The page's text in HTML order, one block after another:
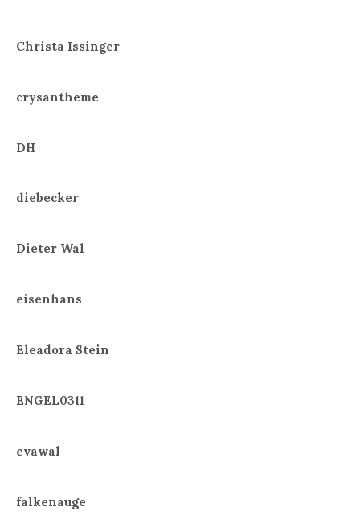
Christa Issinger
crysantheme
DH
diebecker
Dieter Wal
eisenhans
Eleadora Stein
ENGEL0311
evawal
falkenauge